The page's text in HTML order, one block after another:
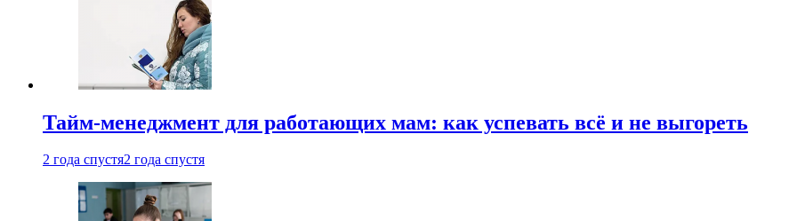
Тайм-менеджмент для работающих мам: как успевать всё и не выгореть
2 года спустя2 года спустя